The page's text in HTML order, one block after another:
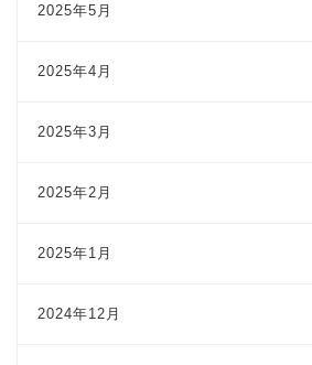
2025年5月
2025年4月
2025年3月
2025年2月
2025年1月
2024年12月